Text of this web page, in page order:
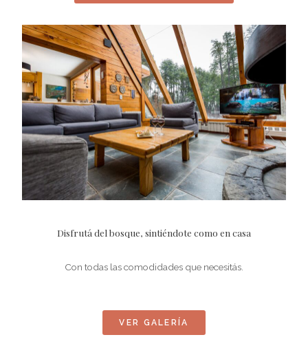
Disfrutá del bosque, sintiéndote como en casa
Con todas las comodidades que necesitás.
VER GALERÍA